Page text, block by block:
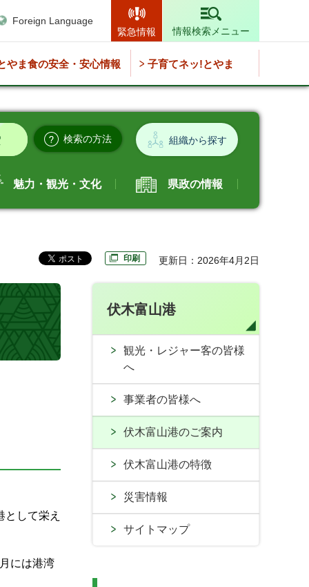
Foreign Language
緊急情報
情報検索メニュー
やま食の安全・安心情報 子育てネッ!とやま
検索の方法 組織から探す
魅力・観光・文化 県政の情報
印刷 更新日：2026年4月2日
して栄え
には港湾
伏木富山港
観光・レジャー客の皆様
へ
事業者の皆様へ
伏木富山港のご案内
伏木富山港の特徴
災害情報
サイトマップ